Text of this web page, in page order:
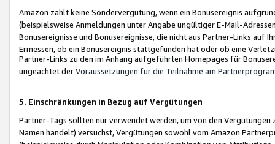
Amazon zahlt keine Sondervergütung, wenn ein Bonusereignis
(beispielsweise Anmeldungen unter Angabe ungültiger E-Mail-
Bonusereignisse und Bonusereignisse, die nicht aus Partner-Links auf
Ermessen, ob ein Bonusereignis stattgefunden hat oder ob eine
Partner-Links zu den im Anhang aufgeführten Homepages für
ungeachtet derVoraussetzungen für die Teilnahme am
5. Einschränkungen in Bezug auf Vergütungen
Partner-Tags sollten nur verwendet werden, um von den
Namen handelt) versuchst, Vergütungen sowohl vom Amazon